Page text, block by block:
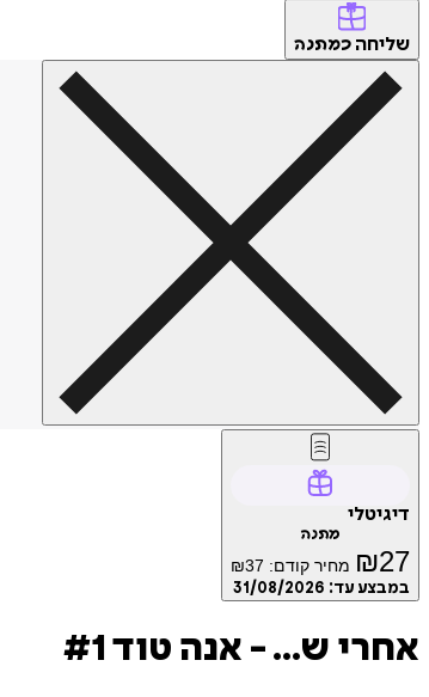
שליחה כמתנה
דיגיטלי
מתנה
₪27 מחיר קודם: ₪37
במבצע עד: 31/08/2026
אחרי ש... - אנה טוד #1